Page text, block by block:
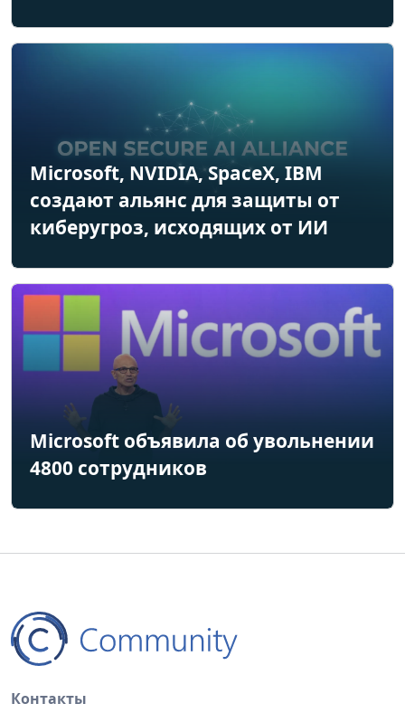
Microsoft, NVIDIA, SpaceX, IBM
создают альянс для защиты от
киберугроз, исходящих от ИИ
Microsoft объявила об увольнении
4800 сотрудников
Контакты